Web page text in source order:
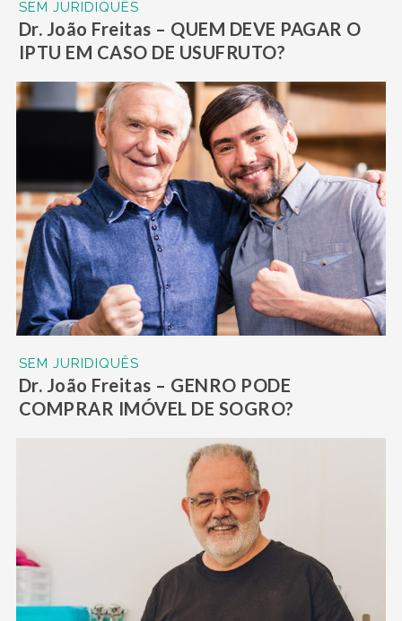
SEM JURIDIQUÊS
Dr. João Freitas – QUEM DEVE PAGAR O
IPTU EM CASO DE USUFRUTO?
SEM JURIDIQUÊS
Dr. João Freitas – GENRO PODE
COMPRAR IMÓVEL DE SOGRO?